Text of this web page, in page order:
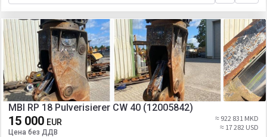
MBI RP 18 Pulverisierer CW 40 (12005842)
15 000 EUR
Цена без ДДВ
≈ 922 831 MKD
≈ 17 282 USD